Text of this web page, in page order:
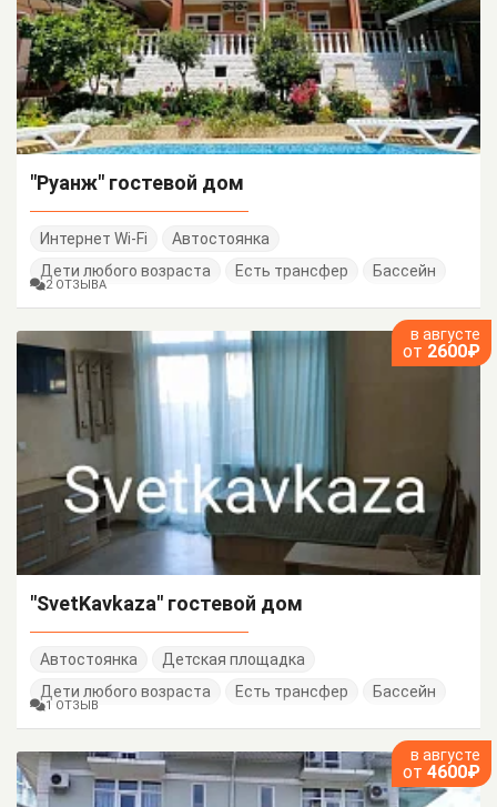
"Руанж" гостевой дом
Интернет Wi-Fi
Автостоянка
Дети любого возраста
Есть трансфер Бассейн
2 ОТЗЫВА
в августе
от 2600₽
"SvetKavkaza" гостевой дом
Автостоянка
Детская площадка
Дети любого возраста
Есть трансфер Бассейн
1 ОТЗЫВ
в августе
от 4600₽